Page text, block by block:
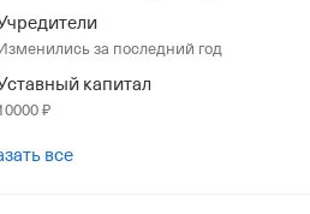
за последний год
капитал
₽
все